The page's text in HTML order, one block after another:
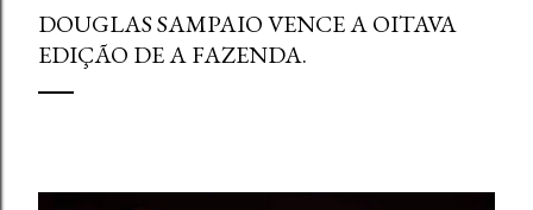
DOUGLAS SAMPAIO VENCE A OITAVA
EDIÇÃO DE A FAZENDA.